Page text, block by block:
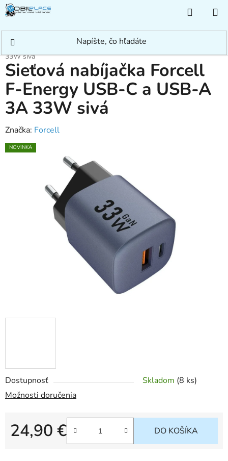
Prejsť
na
KOŠÍK
Nabíjačky Sieťové nabíjačky
+ USB-C
Sieťová nabíjačka Forcell F-Energy USB-C a USB-A 3A
33W sivá
Dostupnosť Skladom (8 ks)
Možnosti doručenia
24,90 €
Jednotková cena:
DO KOŠÍKA
Sieťová nabíjačka Forcell
F-Energy USB-C a USB-A
3A 33W sivá
Značka: Forcell
NOVINKA